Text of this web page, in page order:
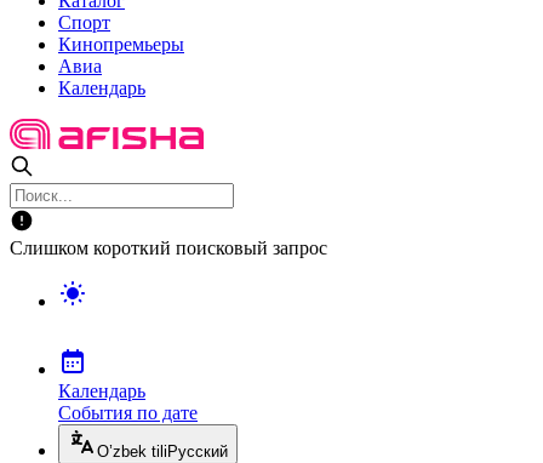
Спорт
Кинопремьеры
Авиа
Календарь
Слишком короткий поисковый запрос
Календарь
События по дате
O’zbek tili Русский